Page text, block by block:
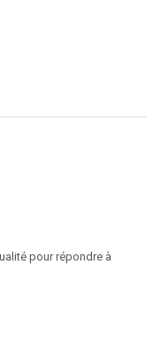
pour répondre à